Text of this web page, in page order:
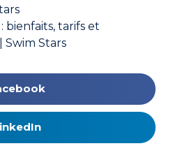
bienfaits, tarifs et
Swim Stars